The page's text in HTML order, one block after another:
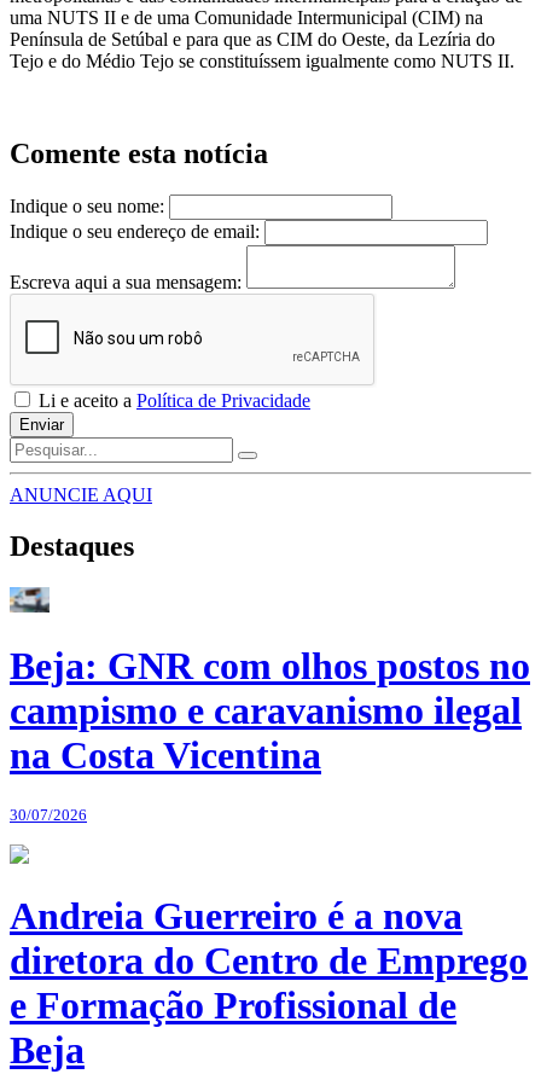
uma NUTS II e de uma Comunidade Intermunicipal (CIM) na
Península de Setúbal e para que as CIM do Oeste, da Lezíria do
Tejo e do Médio Tejo se constituíssem igualmente como NUTS II.
Comente esta notícia
Indique o seu nome:
Indique o seu endereço de email:
Escreva aqui a sua mensagem:
Li e aceito a Política de Privacidade
Enviar
ANUNCIE AQUI
Destaques
Beja: GNR com olhos postos no
campismo e caravanismo ilegal
na Costa Vicentina
30/07/2026
Andreia Guerreiro é a nova
diretora do Centro de Emprego
e Formação Profissional de
Beja